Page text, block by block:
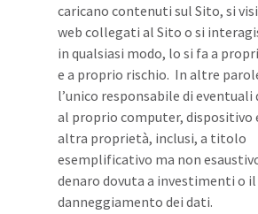
caricano contenuti sul Sito, si
web collegati al Sito o si
in qualsiasi modo, lo si fa a
e a proprio rischio. In altre
l’unico responsabile di
al proprio computer,
altra proprietà, inclusi, a titolo
esemplificativo ma non
denaro dovuta a investimenti o il
danneggiamento dei dati.